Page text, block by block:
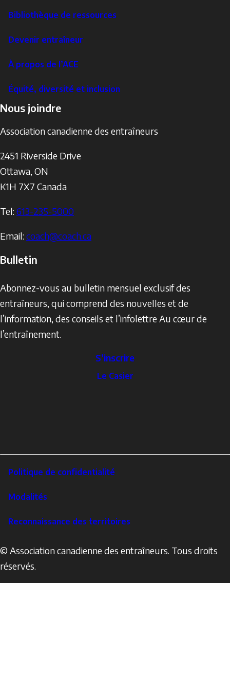
Bibliothèque de ressources
Devenir entraîneur
À propos de l’ACE
Équité, diversité et inclusion
Nous joindre
Association canadienne des entraîneurs
2451 Riverside Drive
Ottawa, ON
K1H 7X7 Canada
Tel: 613-235-5000
Email: coach@coach.ca
Bulletin
Abonnez-vous au bulletin mensuel exclusif des
entraîneurs, qui comprend des nouvelles et de
l’information, des conseils et l’infolettre Au cœur de
l’entraînement.
S’inscrire
Le Casier
Footer
Corporate
Politique de confidentialité
Modalités
Reconnaissance des territoires
© Association canadienne des entraîneurs. Tous droits
réservés.